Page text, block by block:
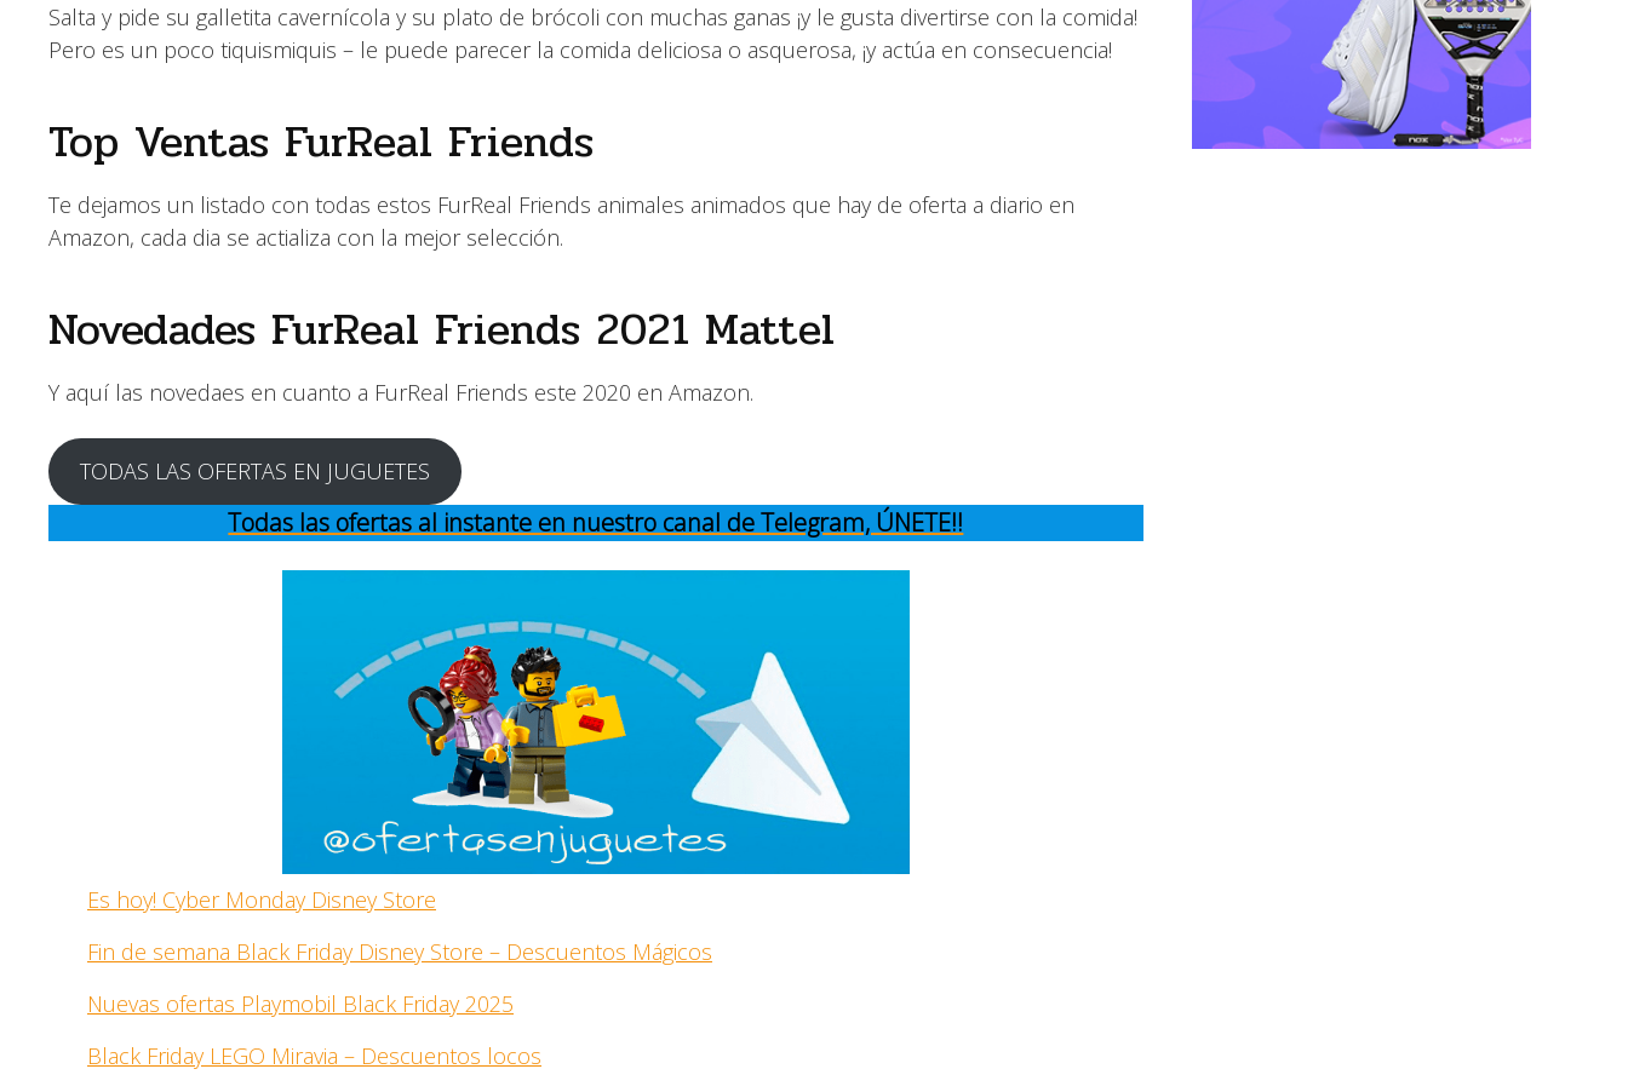
Salta y pide su galletita cavernícola y su plato de brócoli con muchas ganas ¡y le gusta divertirse con la comida!
Pero es un poco tiquismiquis – le puede parecer la comida deliciosa o asquerosa, ¡y actúa en consecuencia!
Top Ventas FurReal Friends
Te dejamos un listado con todas estos FurReal Friends animales animados que hay de oferta a diario en
Amazon, cada dia se actializa con la mejor selección.
Novedades FurReal Friends 2021 Mattel
Y aquí las novedaes en cuanto a FurReal Friends este 2020 en Amazon.
TODAS LAS OFERTAS EN JUGUETES
Todas las ofertas al instante en nuestro canal de Telegram, ÚNETE!!
Es hoy! Cyber Monday Disney Store
Fin de semana Black Friday Disney Store – Descuentos Mágicos
Nuevas ofertas Playmobil Black Friday 2025
Black Friday LEGO Miravia – Descuentos locos